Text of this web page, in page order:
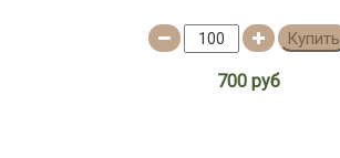
Купить
700 руб